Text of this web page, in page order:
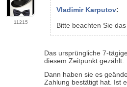
11215
Vladimir Karputov:
Bitte beachten Sie
Das ursprüngliche 7-
diesem Zeitpunkt gezählt.
Dann haben sie es
Zahlung bestätigt hat. Ist